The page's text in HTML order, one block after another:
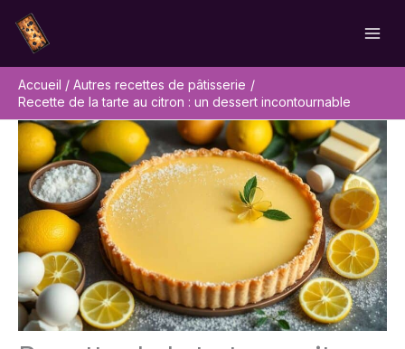
contenu
Accueil
Autres recettes de pâtisserie
Recette de la tarte au citron : un dessert incontournable
Rechercher